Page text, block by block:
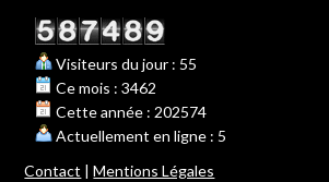
Visiteurs du jour : 55
Ce mois : 3462
Cette année : 202574
Actuellement en ligne : 5
Contact |Mentions Légales